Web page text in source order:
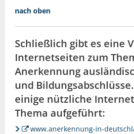
nach oben
Schließlich gibt es eine
Internetseiten zum
Anerkennung
und
einige nützliche
Thema aufgeführt:
www.anerkennung-in-